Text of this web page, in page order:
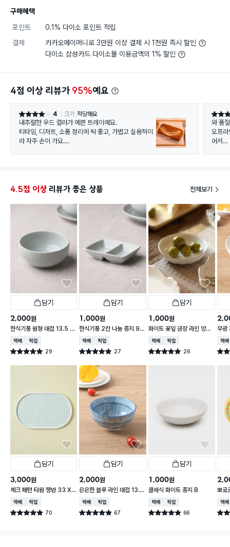
구매혜택
포인트
0.1% 다이소 포인트 적립
결제
카카오페이머니로 3만원 이상 결제 시 1천원 즉시 할인
다이소 삼성카드 다이소몰 이용금액의 1% 할인
4점 이상 리뷰가 95%예요
별점 4점 4 크기 적당해요
내추럴한 우드 컬러가 예쁜 트레이예요.
티타임, 디저트, 소품 정리에 딱 좋고, 가볍고 실용적이
라 자주 손이 가요.
별점 5
와 품
오프라
어서
데
하나
적시에
목공용
4.5점 이상 리뷰가 좋은 상품 전체보기
담기
2,000원
한식기풍 원형 대접 13.5 c
m
택배배송매장픽업
별점 5.0점 29
건 작성
담기
1,000원
한식기풍 2칸 나눔 종지 9 c
m
택배배송매장픽업
별점 5.0점 27
건 작성
담기
1,000원
화이트 꽃잎 금장 라인 양각
종지 10 cm
택배배송매장픽업
별점 5.0점 26
건 작성
무광
접
택배
별점
담기
3,000원
체크 패턴 타원 쟁반 33 X
21 cm
택배배송매장픽업
별점 4.9점 70
건 작성
담기
2,000원
은은한 블루 라인 대접 13.5
cm
택배배송매장픽업
별점 4.9점 67
건 작성
담기
1,000원
클래식 화이트 종지 B
택배배송매장픽업
별점 4.9점 66
건 작성
뽀로
cm
택배
별점